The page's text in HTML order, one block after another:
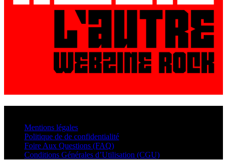
Mentions légales
Politique de de confidentialité
Foire Aux Questions (FAQ)
Conditions Générales d’Utilisation (CGU)